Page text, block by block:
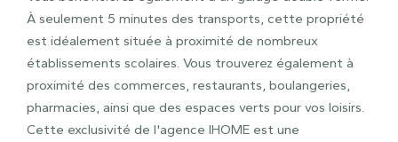
À seulement 5 minutes des transports, cette propriété
est idéalement située à proximité de nombreux
établissements scolaires. Vous trouverez également à
proximité des commerces, restaurants, boulangeries,
pharmacies, ainsi que des espaces verts pour vos loisirs.
Cette exclusivité de l'agence IHOME est une